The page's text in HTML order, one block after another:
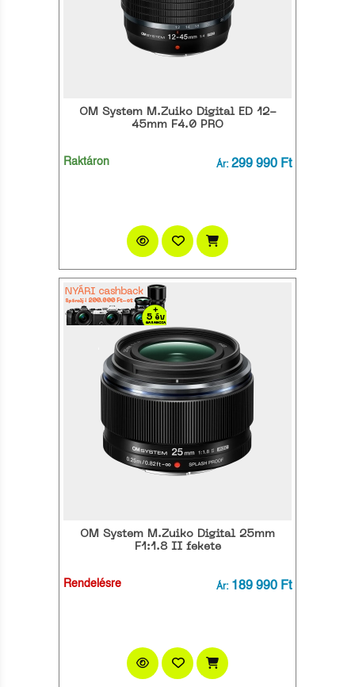
OM System M.Zuiko Digital ED 12-
45mm F4.0 PRO
Raktáron Ár: 299 990 Ft
OM System M.Zuiko Digital 25mm
F1:1.8 II fekete
Rendelésre Ár: 189 990 Ft